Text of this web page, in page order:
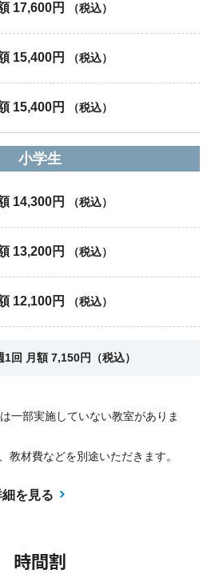
17,600円 （税込）
15,400円 （税込）
15,400円 （税込）
小学生
14,300円 （税込）
13,200円 （税込）
12,100円 （税込）
回 月額 7,150円（税込）
一部実施していない教室がありま
教材費などを別途いただきます。
を見る
時間割